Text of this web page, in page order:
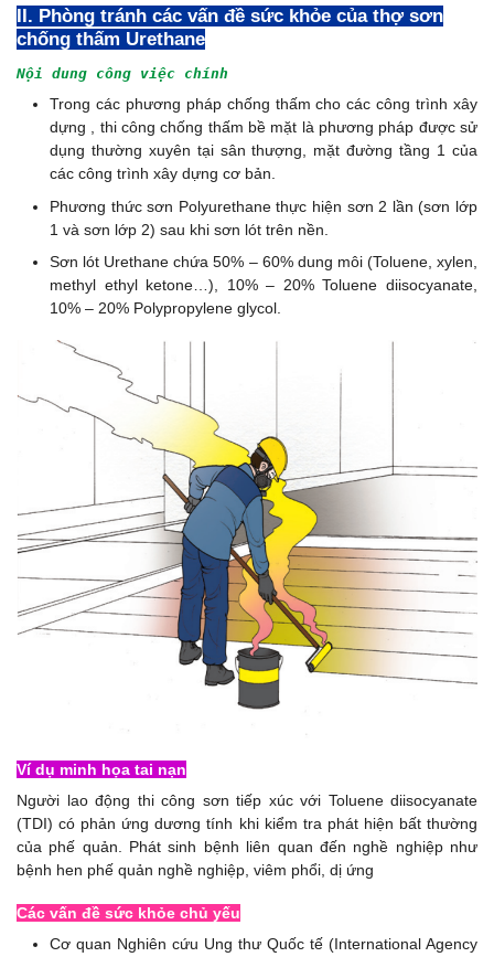
II. Phòng tránh các vấn đề sức khỏe của thợ sơn
chống thấm Urethane
Nội dung công việc chính
Trong các phương pháp chống thấm cho các công trình xây
dựng , thi công chống thấm bề mặt là phương pháp được sử
dụng thường xuyên tại sân thượng, mặt đường tầng 1 của
các công trình xây dựng cơ bản.
Phương thức sơn Polyurethane thực hiện sơn 2 lần (sơn lớp
1 và sơn lớp 2) sau khi sơn lót trên nền.
Sơn lót Urethane chứa 50% – 60% dung môi (Toluene, xylen,
methyl ethyl ketone…), 10% – 20% Toluene diisocyanate,
10% – 20% Polypropylene glycol.
Ví dụ minh họa tai nạn
Người lao động thi công sơn tiếp xúc với Toluene diisocyanate
(TDI) có phản ứng dương tính khi kiểm tra phát hiện bất thường
của phế quản. Phát sinh bệnh liên quan đến nghề nghiệp như
bệnh hen phế quản nghề nghiệp, viêm phổi, dị ứng
Các vấn đề sức khỏe chủ yếu
Cơ quan Nghiên cứu Ung thư Quốc tế (International Agency